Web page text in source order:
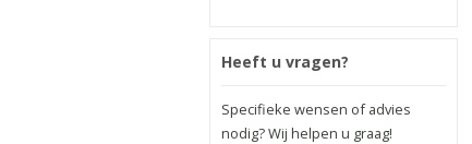
Heeft u vragen?
Specifieke wensen of advies
nodig? Wij helpen u graag!